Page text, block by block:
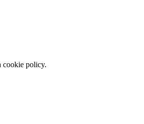
cookie policy.